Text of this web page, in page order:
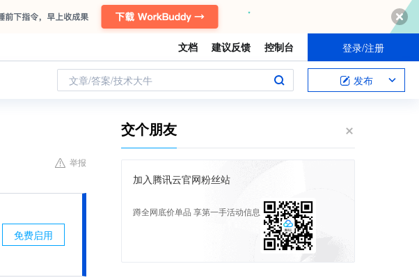
文档 建议反馈 控制台 登录/注册
文章/答案/技术大牛 发布
举报
免费启用
交个朋友
加入腾讯云官网粉丝站
蹲全网底价单品 享第一手活动信息